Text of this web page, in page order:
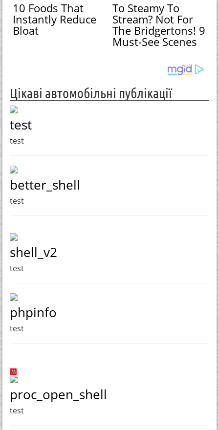
10 Foods That
Instantly Reduce
Bloat
To Steamy To
Stream? Not For
The Bridgertons! 9
Must-See Scenes
Цікаві автомобільні публікації
test
test
better_shell
test
shell_v2
test
phpinfo
test
proc_open_shell
test